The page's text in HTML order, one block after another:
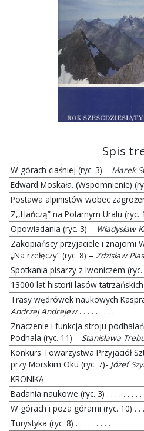
Spis
W górach ciaśniej (ryc. 3) – Marek
Edward Moskała. (Wspomnienie)
Postawa alpinistów wobec
Z,,Hańczą” na Polarnym Uralu (ryc.
Opowiadania (ryc. 3) – Władysław
Zakopiańscy przyjaciele i znajomi
„Na rzełęczy” (ryc. 8) – Zdzisław
Spotkania pisarzy z Iwoniczem (ryc.
13000 lat historii lasów tatrzańskich
Trasy wędrówek naukowych
Andrzej Andrejew. . . . . . . . .
Znaczenie i funkcja stroju
Podhala (ryc. 11) – Stanisława
Konkurs Towarzystwa Przyjaciół
przy Morskim Oku (ryc. 7)- Józef
KRONIKA
Badania naukowe (ryc. 3) . . . . . . . . .
W górach i poza górami (ryc. 10) . . .
Turystyka (ryc. 8) . . . . . . . . .